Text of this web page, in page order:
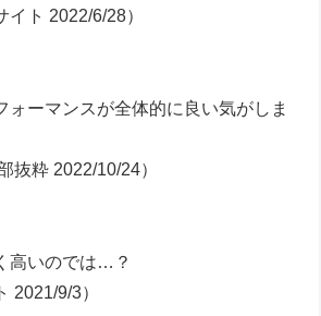
イト 2022/6/28）
ォーマンスが全体的に良い気がしま
抜粋 2022/10/24）
高いのでは…？
2021/9/3）